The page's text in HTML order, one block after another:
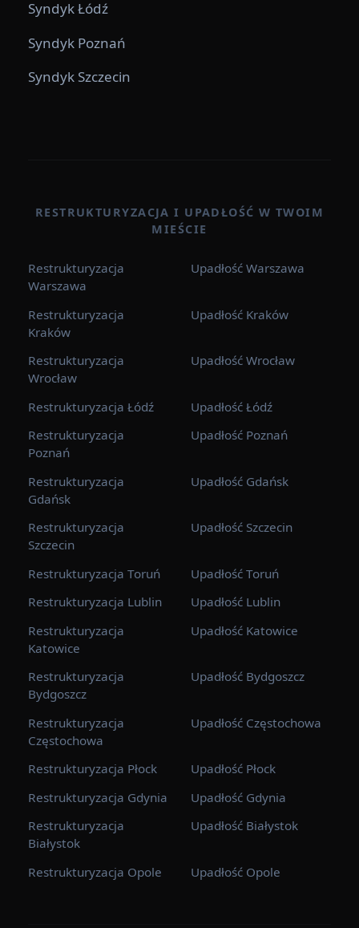
Syndyk Łódź
Syndyk Poznań
Syndyk Szczecin
RESTRUKTURYZACJA I UPADŁOŚĆ W TWOIM
MIEŚCIE
Restrukturyzacja
Warszawa
Upadłość Warszawa
Restrukturyzacja
Kraków
Upadłość Kraków
Restrukturyzacja
Wrocław
Upadłość Wrocław
Restrukturyzacja Łódź
Upadłość Łódź
Restrukturyzacja
Poznań
Upadłość Poznań
Restrukturyzacja
Gdańsk
Upadłość Gdańsk
Restrukturyzacja
Szczecin
Upadłość Szczecin
Restrukturyzacja Toruń
Upadłość Toruń
Restrukturyzacja Lublin
Upadłość Lublin
Restrukturyzacja
Katowice
Upadłość Katowice
Restrukturyzacja
Bydgoszcz
Upadłość Bydgoszcz
Restrukturyzacja
Częstochowa
Upadłość Częstochowa
Restrukturyzacja Płock
Upadłość Płock
Restrukturyzacja Gdynia
Upadłość Gdynia
Restrukturyzacja
Białystok
Upadłość Białystok
Restrukturyzacja Opole Upadłość Opole